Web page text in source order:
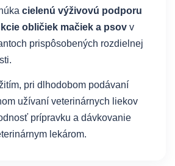
cielenú výživovú podporu
obličiek mačiek a psov v
prispôsobených rozdielnej
pri dlhodobom podávaní
užívaní veterinárnych liekov
prípravku a dávkovanie
lekárom.